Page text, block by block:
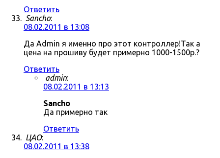
Ответить
Sancho:
08.02.2011 в 13:08
Да Admin я именно про этот контроллер!Так а
цена на прошиву будет примерно 1000-1500р.?
Ответить
admin:
08.02.2011 в 13:13
Sancho
Да примерно так
Ответить
ЦАО:
08.02.2011 в 13:38